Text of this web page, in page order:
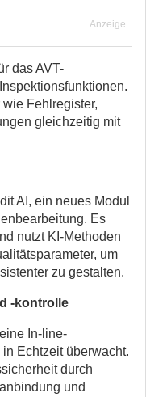
Anzeige
das AVT-
Fehlregister,
gleichzeitig mit
AI, ein neues Modul
Es
nutzt KI-Methoden
um
zu gestalten.
-kontrolle
In-line-
Echtzeit überwacht.
durch
und